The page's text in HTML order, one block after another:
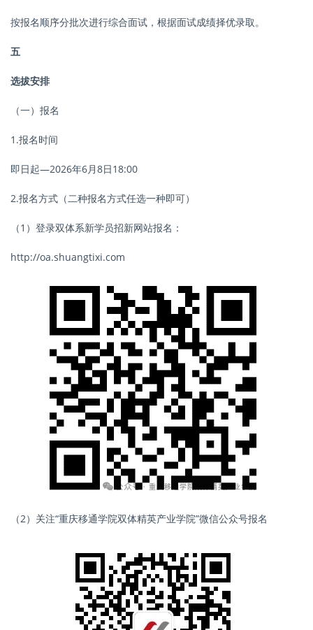
按报名顺序分批次进行综合面试，根据面试成绩择优录取。
五
选拔安排
（一）报名
1.报名时间
即日起—2026年6月8日18:00
2.报名方式（二种报名方式任选一种即可）
（1）登录双体系新学员招新网站报名：
http://oa.shuangtixi.com
（2）关注“重庆移通学院双体精英产业学院”微信公众号报名